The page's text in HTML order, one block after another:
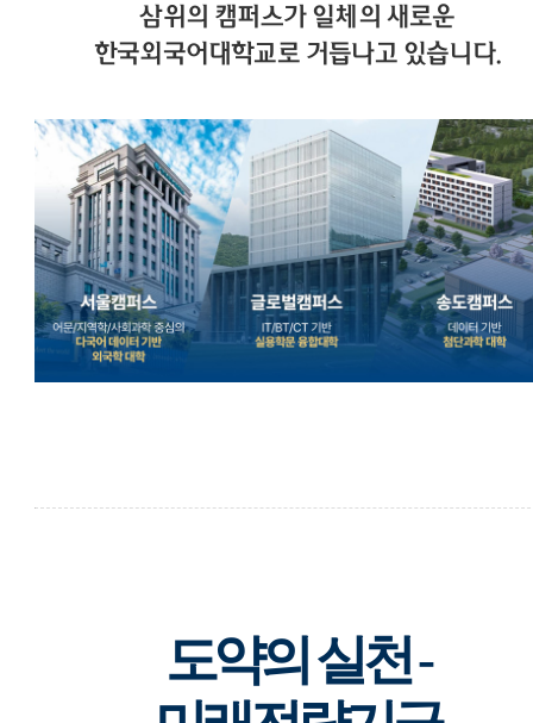
삼위의 캠퍼스가 일체의 새로운
한국외국어대학교로 거듭나고 있습니다.
도약의 실천 -